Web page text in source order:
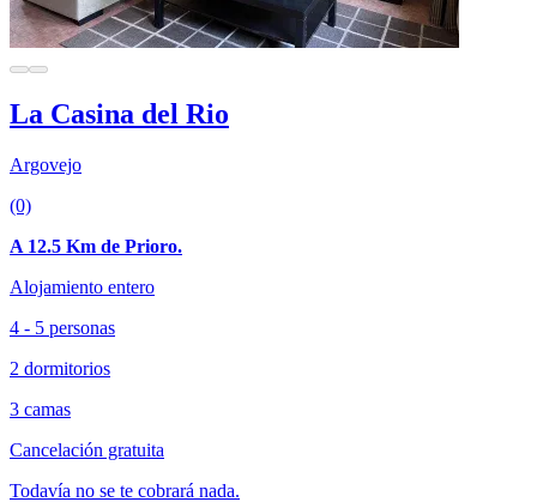
La Casina del Rio
Argovejo
(0)
A 12.5 Km de Prioro.
Alojamiento entero
4 - 5 personas
2 dormitorios
3 camas
Cancelación gratuita
Todavía no se te cobrará nada.